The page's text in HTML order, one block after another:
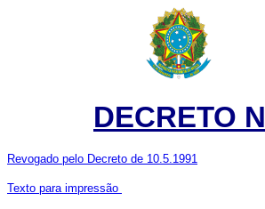
DECRETO N
Revogado pelo Decreto de 10.5.1991
Texto para impressão